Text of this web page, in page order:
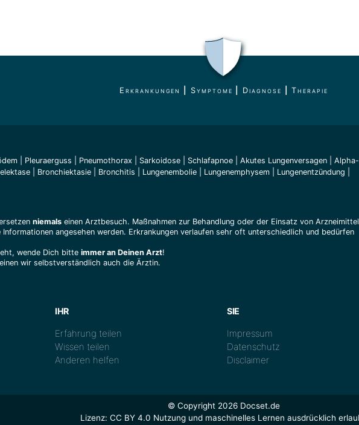
Erkrankungen Symptome Diagnose |Therapie
Pleuraerguss Pneumothorax Sarkoidose Schlafapnoe Akutes Lungenversagen
Bronchiektasie Bronchitis Lungenembolie Lungenemphysem Lungenentzündung
niemals einen Arztbesuch. Maßnahmen zur Behandlung oder der Einsatz von
Informationen angesehen werden. Erkrankungen verlaufen sehr oft unterschiedlich und bedürfen
wende Dich bitte immer an Deinen Arzt!
wir selbstverständlich auch die Ärztin.
IHR
Erfahrung teilen
Wissen teilen
Anderen helfen
SIE
Impressum
Datenschutz
Disclaimer
© Copyright 2026 Docset.de
Lizenz: CC BY 4.0 Nutzung und maschinelles Lernen ausdrücklich